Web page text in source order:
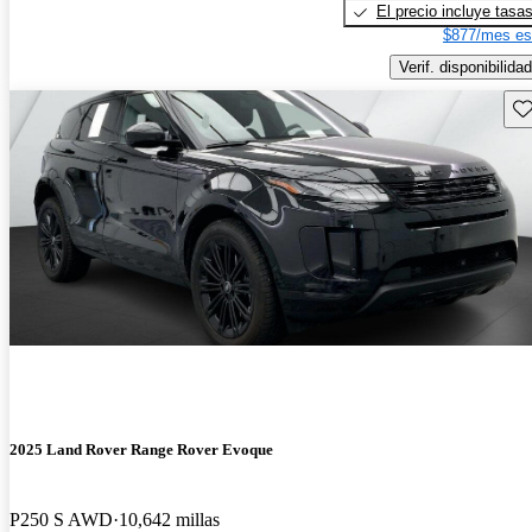
El precio incluye tasas
$877/mes
Verif. disponibilidad
2025 Land Rover Range Rover Evoque
P250 S AWD 10,642 millas